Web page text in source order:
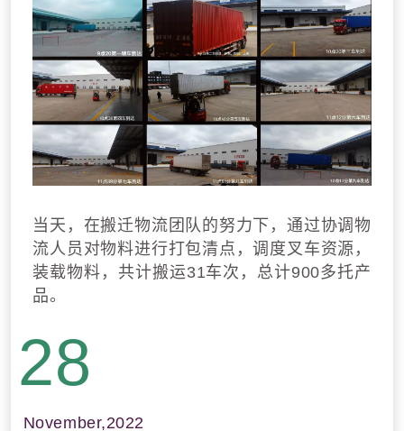
当天，在搬迁物流团队的努力下，通过协调物
流人员对物料进行打包清点，调度叉车资源，
装载物料，共计搬运31车次，总计900多托产
品。
28
November,2022